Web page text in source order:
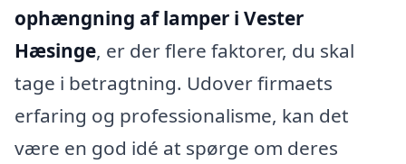
ophængning af lamper i Vester
Hæsinge, er der flere faktorer, du skal
tage i betragtning. Udover firmaets
erfaring og professionalisme, kan det
være en god idé at spørge om deres